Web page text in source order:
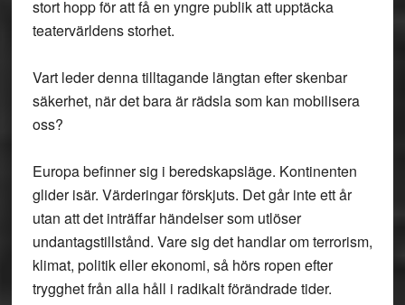
stort hopp för att få en yngre publik att upptäcka
teatervärldens storhet.
Vart leder denna tilltagande längtan efter skenbar
säkerhet, när det bara är rädsla som kan mobilisera
oss?
Europa befinner sig i beredskapsläge. Kontinenten
glider isär. Värderingar förskjuts. Det går inte ett år
utan att det inträffar händelser som utlöser
undantagstillstånd. Vare sig det handlar om terrorism,
klimat, politik eller ekonomi, så hörs ropen efter
trygghet från alla håll i radikalt förändrade tider.